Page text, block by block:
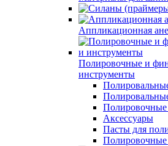
Аппликационная
Полировочные и
инструменты
Аксессуары
Пасты для
Полировочные